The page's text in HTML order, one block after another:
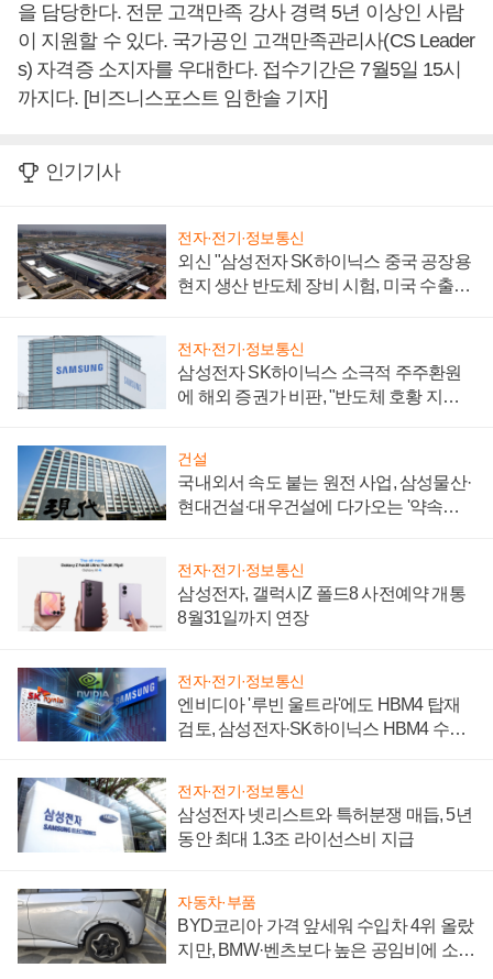
을 담당한다. 전문 고객만족 강사 경력 5년 이상인 사람
이 지원할 수 있다. 국가공인 고객만족관리사(CS Leader
s) 자격증 소지자를 우대한다. 접수기간은 7월5일 15시
까지다. [비즈니스포스트 임한솔 기자]
인기기사
전자·전기·정보통신
외신 "삼성전자 SK하이닉스 중국 공장용
현지 생산 반도체 장비 시험, 미국 수출통
전자·전기·정보통신
삼성전자 SK하이닉스 소극적 주주환원
에 해외 증권가 비판, "반도체 호황 지속
건설
국내외서 속도 붙는 원전 사업, 삼성물산·
현대건설·대우건설에 다가오는 '약속의
전자·전기·정보통신
삼성전자, 갤럭시Z 폴드8 사전예약 개통
8월31일까지 연장
전자·전기·정보통신
엔비디아 '루빈 울트라'에도 HBM4 탑재
검토, 삼성전자·SK하이닉스 HBM4 수율
전자·전기·정보통신
삼성전자 넷리스트와 특허분쟁 매듭, 5년
동안 최대 1.3조 라이선스비 지급
자동차·부품
BYD코리아 가격 앞세워 수입차 4위 올랐
지만, BMW·벤츠보다 높은 공임비에 소비